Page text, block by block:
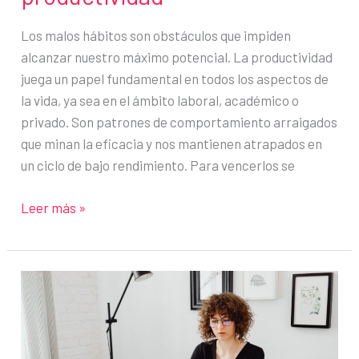
Los malos hábitos son obstáculos que impiden
alcanzar nuestro máximo potencial. La productividad
juega un papel fundamental en todos los aspectos de
la vida, ya sea en el ámbito laboral, académico o
privado. Son patrones de comportamiento arraigados
que minan la eficacia y nos mantienen atrapados en
un ciclo de bajo rendimiento. Para vencerlos se
Cómo
con
los
malos
hábitos
que
Leer más »